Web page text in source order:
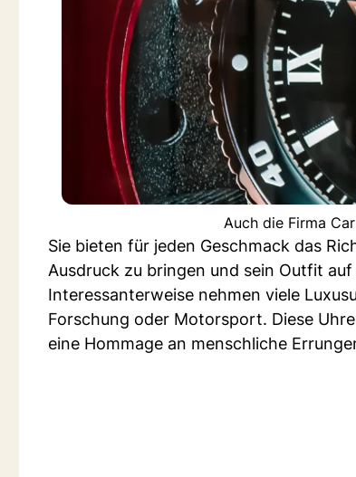
Auch die Firma
Sie bieten für jeden Geschmack das
Ausdruck zu bringen und sein Outfit
Interessanterweise nehmen viele
Forschung oder Motorsport. Diese
eine Hommage an menschliche